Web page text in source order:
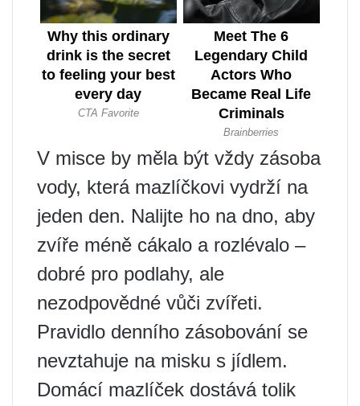
V misce by měla být vždy zásoba
vody, která mazlíčkovi vydrží na
jeden den. Nalijte ho na dno, aby
zvíře méně cákalo a rozlévalo –
dobré pro podlahy, ale
nezodpovědné vůči zvířeti.
Pravidlo denního zásobování se
nevztahuje na misku s jídlem.
Domácí mazlíček dostává tolik